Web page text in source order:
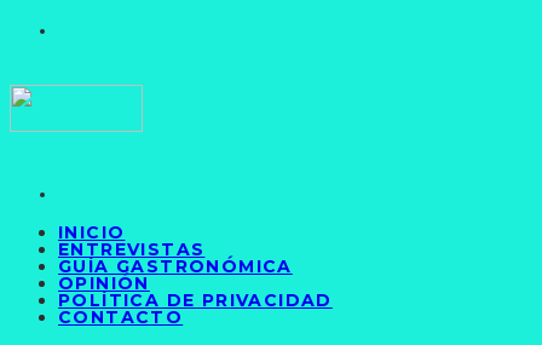
INICIO
ENTREVISTAS
GUÍA GASTRONÓMICA
OPINIÓN
POLÍTICA DE PRIVACIDAD
CONTACTO